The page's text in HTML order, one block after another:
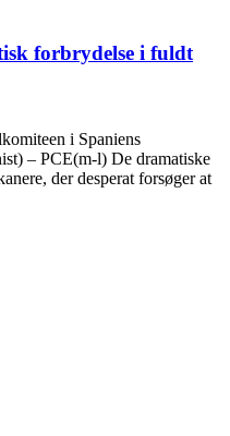
forbrydelse i fuldt
i Spaniens
– PCE(m-l) De dramatiske
der desperat forsøger at